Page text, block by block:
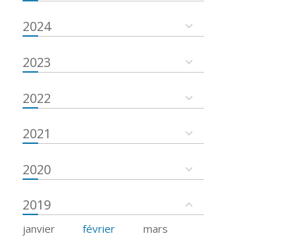
2024
2023
2022
2021
2020
2019
janvier février
mars